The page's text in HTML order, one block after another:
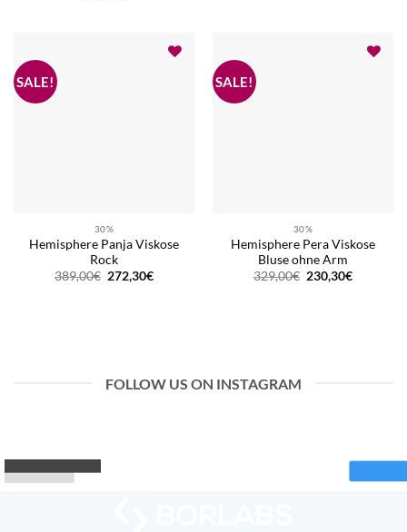
30%
Hemisphere Panja Viskose
Rock
389,00€ Ursprünglicher
Preis
272,30€Aktueller
30%
Hemisphere Pera Viskose
Bluse ohne Arm
329,00€ Ursprünglicher
Preis
230,30€Aktueller
FOLLOW US ON INSTAGRAM